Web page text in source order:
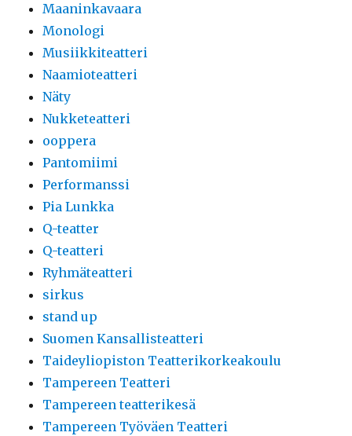
Maaninkavaara
Monologi
Musiikkiteatteri
Naamioteatteri
Näty
Nukketeatteri
ooppera
Pantomiimi
Performanssi
Pia Lunkka
Q-teatter
Q-teatteri
Ryhmäteatteri
sirkus
stand up
Suomen Kansallisteatteri
Taideyliopiston Teatterikorkeakoulu
Tampereen Teatteri
Tampereen teatterikesä
Tampereen Työväen Teatteri